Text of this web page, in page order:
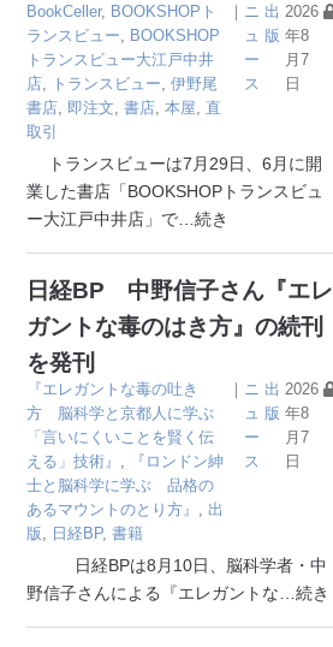
BookCeller, BOOKSHOPト
ランスビュー, BOOKSHOP
トランスビュー大江戸中井
店, トランスビュー,伊野尾
書店, 即注文,書店,本屋, 直
取引
｜ ニ
ュ
ー
ス
出
版
2026
年8
月7
日
トランスビューは7月29日、6月に開
業した書店「BOOKSHOPトランスビュ
ー大江戸中井店」で …続き
日経BP 中野信子さん『エレ
ガントな毒のはき方』の続刊
を発刊
『エレガントな毒の吐き
方 脳科学と京都人に学ぶ
「言いにくいことを賢く伝
える」技術』 ,
『ロンドン紳
士と脳科学に学ぶ 品格の
あるマウントのとり方』 , 出
版, 日経BP,書籍
｜ ニ
ュ
ー
ス
出
版
2026
年8
月7
日
日経BPは8月10日、脳科学者・中
野信子さんによる『エレガントな …続き